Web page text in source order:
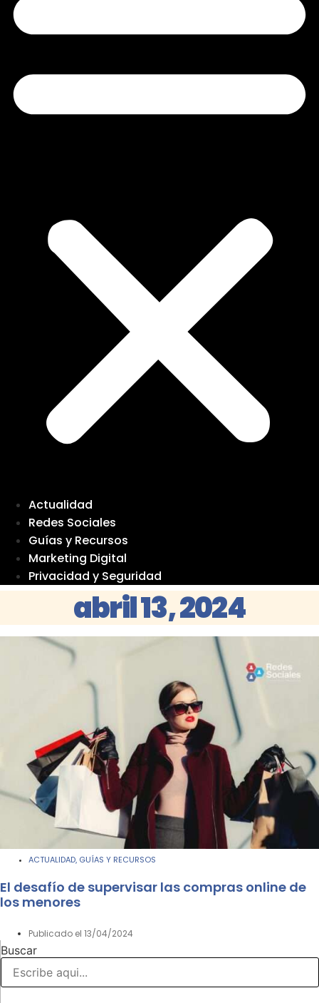
Actualidad
Redes Sociales
Guías y Recursos
Marketing Digital
Privacidad y Seguridad
abril 13, 2024
ACTUALIDAD, GUÍAS Y RECURSOS
El desafío de supervisar las compras online de
los menores
Publicado el 13/04/2024
Buscar